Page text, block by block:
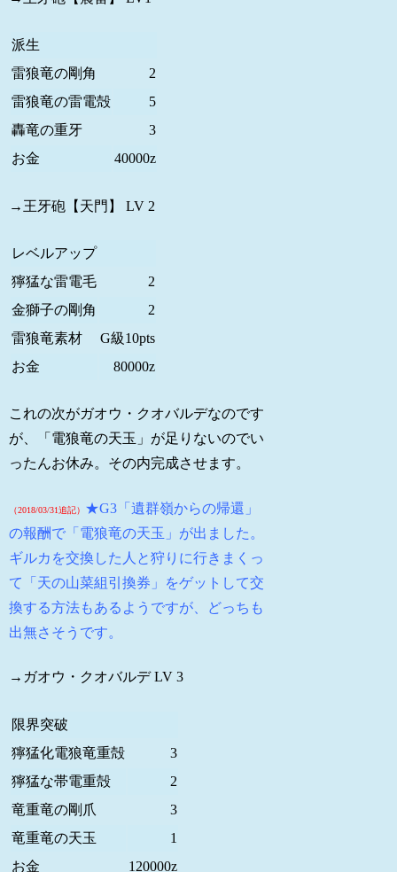
派生
雷狼竜の剛角
2
雷狼竜の雷電殻
5
轟竜の重牙
3
お金
40000z
→王牙砲【天門】 LV 2
レベルアップ
獰猛な雷電毛
2
金獅子の剛角
2
雷狼竜素材
G級10pts
お金
80000z
これの次がガオウ・クオバルデなのです
が、「電狼竜の天玉」が足りないのでい
ったんお休み。その内完成させます。
（2018/03/31追記） ★G3「遺群嶺からの帰還」
の報酬で「電狼竜の天玉」が出ました。
ギルカを交換した人と狩りに行きまくっ
て「天の山菜組引換券」をゲットして交
換する方法もあるようですが、どっちも
出無さそうです。
→ガオウ・クオバルデ LV 3
限界突破
獰猛化電狼竜重殻
3
獰猛な帯電重殻
2
竜重竜の剛爪
3
竜重竜の天玉
1
お金
120000z